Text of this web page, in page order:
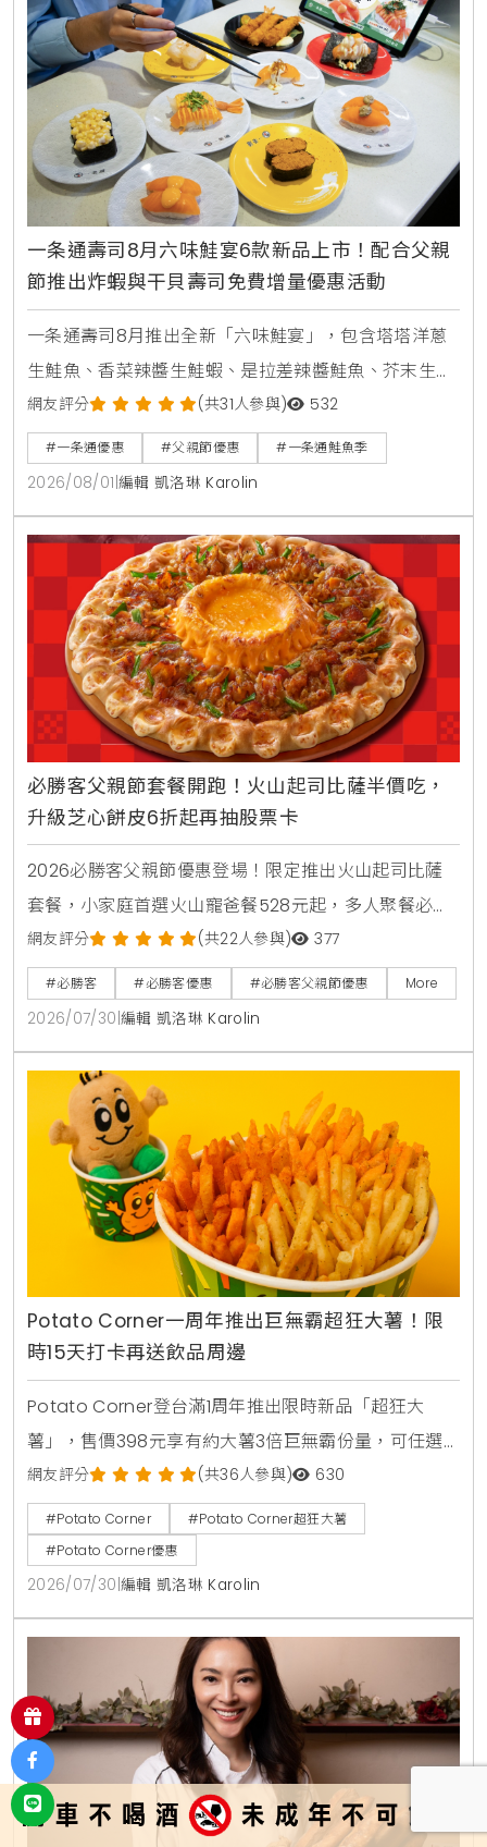
一条通壽司8月六味鮭宴6款新品上市！配合父親
節推出炸蝦與干貝壽司免費增量優惠活動
一条通壽司8月推出全新「六味鮭宴」，包含塔塔洋蔥
生鮭魚、香菜辣醬生鮭蝦、是拉差辣醬鮭魚、芥末生鮭
蝦貝海苔包、蟹醬沙拉鮭魚及美威鮭魚鬆軍艦等6款新
品，同步推出父親節增量優惠活動。
網友評分 (共31人參與) 532
#一条通優惠 #父親節優惠 #一条通鮭魚季
2026/08/01 編輯 凱洛琳 Karolin
必勝客父親節套餐開跑！火山起司比薩半價吃，
升級芝心餅皮6折起再抽股票卡
2026必勝客父親節優惠登場！限定推出火山起司比薩
套餐，小家庭首選火山寵爸餐528元起，多人聚餐必備
火山芝心爸發餐888元起享雙大比薩。快閃6天爸氣開
吃餐外帶買大送大，升級芝心餅皮享6折優惠。PK APP
訂購省暑了小套餐只要399元起，再抽3萬元股票禮品
卡與威秀電影票，單點火山比薩享半價優惠。
網友評分 (共22人參與) 377
#必勝客 #必勝客優惠 #必勝客父親節優惠 More
2026/07/30 編輯 凱洛琳 Karolin
Potato Corner一周年推出巨無霸超狂大薯！限
時15天打卡再送飲品周邊
Potato Corner登台滿1周年推出限時新品「超狂大
薯」，售價398元享有約大薯3倍巨無霸份量，可任選3
種風味粉。2026年8月1日至8月15日活動期間購買超狂
大薯並完成社群打卡任務，免費送2杯消暑飲品，還可
以85元加購全台限量500個POCO磁吸迷你燈箱。
網友評分 (共36人參與) 630
#Potato Corner
#Potato Corner超狂大薯
#Potato Corner優惠
2026/07/30 編輯 凱洛琳 Karolin